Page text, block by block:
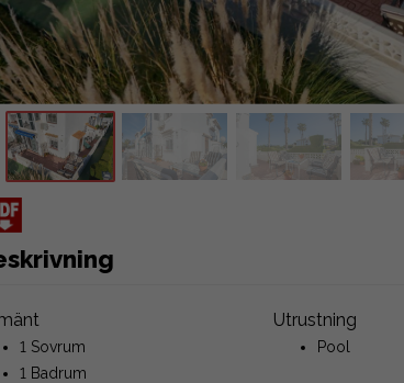
1 Sovrum
1 Badrum
Utrustning
Pool